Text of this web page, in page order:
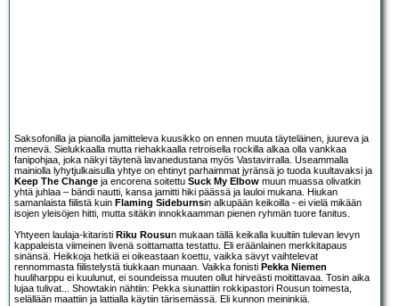
Saksofonilla ja pianolla jamitteleva kuusikko on ennen muuta täyteläinen, juureva ja
menevä. Sielukkaalla mutta riehakkaalla retroisella rockilla alkaa olla vankkaa
fanipohjaa, joka näkyi täytenä lavanedustana myös Vastavirralla. Useammalla
mainiolla lyhytjulkaisulla yhtye on ehtinyt parhaimmat jyränsä jo tuoda kuultavaksi ja
Keep The Change ja encorena soitettu Suck My Elbow muun muassa olivatkin
yhtä juhlaa – bändi nautti, kansa jamitti hiki päässä ja lauloi mukana. Hiukan
samanlaista fiilistä kuin Flaming Sideburnsin alkupään keikoilla - ei vielä mikään
isojen yleisöjen hitti, mutta sitäkin innokkaamman pienen ryhmän tuore fanitus.
Yhtyeen laulaja-kitaristi Riku Rousun mukaan tällä keikalla kuultiin tulevan levyn
kappaleista viimeinen livenä soittamatta testattu. Eli eräänlainen merkkitapaus
sinänsä. Heikkoja hetkiä ei oikeastaan koettu, vaikka sävyt vaihtelevat
rennommasta fiilistelystä tiukkaan munaan. Vaikka fonisti Pekka Niemen
huuliharppu ei kuulunut, ei soundeissa muuten ollut hirveästi moitittavaa. Tosin aika
lujaa tulivat... Showtakin nähtiin: Pekka siunattiin rokkipastori Rousun toimesta,
selällään maattiin ja lattialla käytiin tärisemässä. Eli kunnon meininkiä.